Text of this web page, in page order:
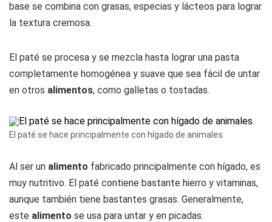
base se combina con grasas, especias y lácteos para lograr
la textura cremosa.
El paté se procesa y se mezcla hasta lograr una pasta
completamente homogénea y suave que sea fácil de untar
en otros alimentos, como galletas o tostadas.
El paté se hace principalmente con hígado de animales.
Al ser un alimento fabricado principalmente con hígado, es
muy nutritivo. El paté contiene bastante hierro y vitaminas,
aunque también tiene bastantes grasas. Generalmente,
este alimento se usa para untar y en picadas.